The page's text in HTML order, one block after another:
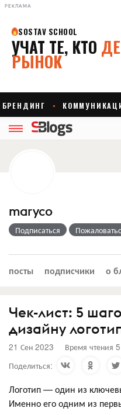
РЕКЛАМА
maryco
Подписаться
посты подписчики о
Чек-лист: 5
дизайну
21 Сен 2023 Время чтения
Поделиться:
Логотип — один из
Именно его одним из